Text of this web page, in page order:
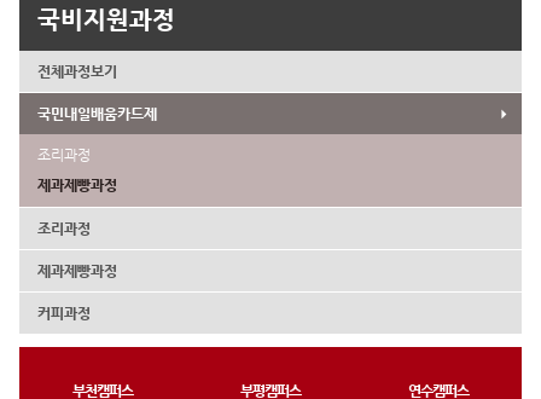
국비지원과정
전체과정보기
국민내일배움카드제
조리과정
제과제빵과정
조리과정
제과제빵과정
커피과정
부천캠퍼스 부평캠퍼스 연수캠퍼스